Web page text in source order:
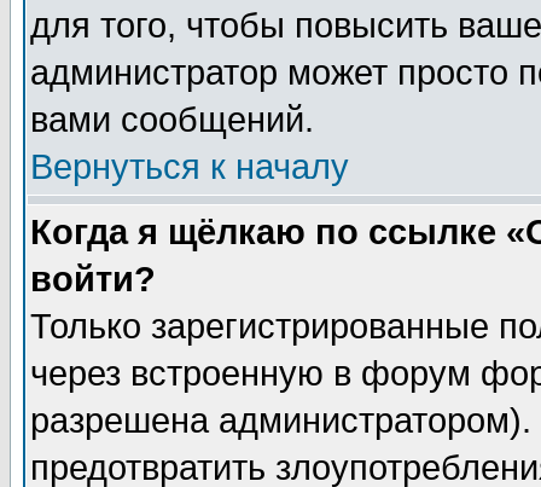
для того, чтобы повысить
администратор может просто
вами сообщений.
Вернуться к началу
Когда я щёлкаю по ссылке
войти?
Только зарегистрированные
через встроенную в форум
разрешена
предотвратить